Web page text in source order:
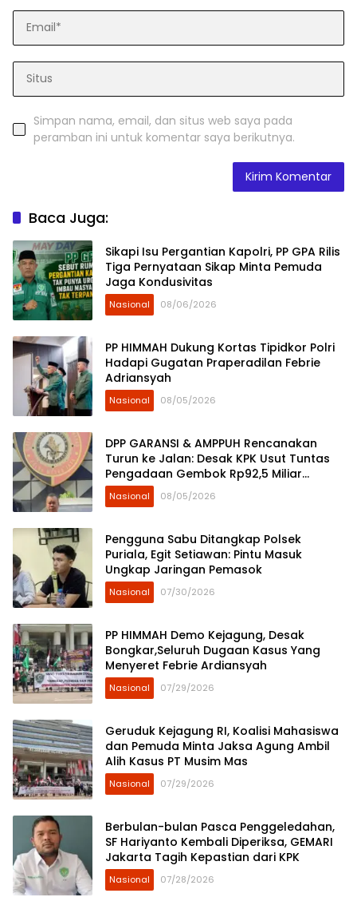
Simpan nama, email, dan situs web saya pada
peramban ini untuk komentar saya berikutnya.
Baca Juga:
Sikapi Isu Pergantian Kapolri, PP GPA Rilis
Tiga Pernyataan Sikap Minta Pemuda
Jaga Kondusivitas
Nasional 08/06/2026
PP HIMMAH Dukung Kortas Tipidkor Polri
Hadapi Gugatan Praperadilan Febrie
Adriansyah
Nasional 08/05/2026
DPP GARANSI & AMPPUH Rencanakan
Turun ke Jalan: Desak KPK Usut Tuntas
Pengadaan Gembok Rp92,5 Miliar
Ditjenpas
Nasional 08/05/2026
Pengguna Sabu Ditangkap Polsek
Puriala, Egit Setiawan: Pintu Masuk
Ungkap Jaringan Pemasok
Nasional 07/30/2026
PP HIMMAH Demo Kejagung, Desak
Bongkar,Seluruh Dugaan Kasus Yang
Menyeret Febrie Ardiansyah
Nasional 07/29/2026
Geruduk Kejagung RI, Koalisi Mahasiswa
dan Pemuda Minta Jaksa Agung Ambil
Alih Kasus PT Musim Mas
Nasional 07/29/2026
Berbulan-bulan Pasca Penggeledahan,
SF Hariyanto Kembali Diperiksa, GEMARI
Jakarta Tagih Kepastian dari KPK
Nasional 07/28/2026